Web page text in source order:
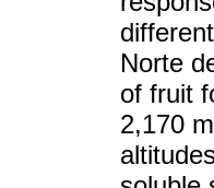
Norte
of fruit
2,170